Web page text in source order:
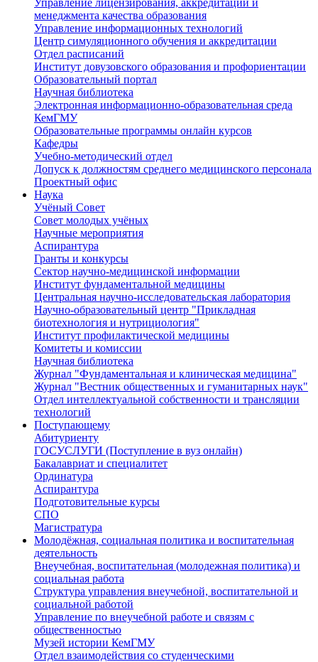
Управление лицензирования, аккредитации и
менеджмента качества образования
Управление информационных технологий
Центр симуляционного обучения и аккредитации
Отдел расписаний
Институт довузовского образования и профориентации
Образовательный портал
Научная библиотека
Электронная информационно-образовательная среда
КемГМУ
Образовательные программы онлайн курсов
Кафедры
Учебно-методический отдел
Допуск к должностям среднего медицинского персонала
Проектный офис
Наука
Учёный Cовет
Совет молодых учёных
Научные мероприятия
Аспирантура
Гранты и конкурсы
Сектор научно-медицинской информации
Институт фундаментальной медицины
Центральная научно-исследовательская лаборатория
Научно-образовательный центр "Прикладная
биотехнология и нутрициология"
Институт профилактической медицины
Комитеты и комиссии
Научная библиотека
Журнал "Фундаментальная и клиническая медицина"
Журнал "Вестник общественных и гуманитарных наук"
Отдел интеллектуальной собственности и трансляции
технологий
Поступающему
Абитуриенту
ГОСУСЛУГИ (Поступление в вуз онлайн)
Бакалавриат и специалитет
Ординатура
Аспирантура
Подготовительные курсы
СПО
Магистратура
Молодёжная, социальная политика и воспитательная
деятельность
Внеучебная, воспитательная (молодежная политика) и
социальная работа
Структура управления внеучебной, воспитательной и
социальной работой
Управление по внеучебной работе и связям с
общественностью
Музей истории КемГМУ
Отдел взаимодействия со студенческими